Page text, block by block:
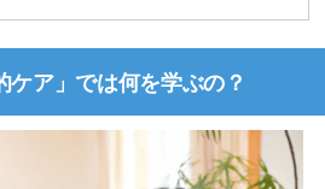
ア」では何を学ぶの？